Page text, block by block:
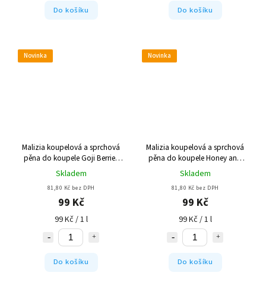
Do košíku Do košíku
Novinka
Malizia koupelová a sprchová
pěna do koupele Goji Berries
and Flowers 1000 ml
Skladem
81,80 Kč bez DPH
99 Kč
99 Kč / 1 l
Do košíku
Novinka
Malizia koupelová a sprchová
pěna do koupele Honey and
Ginger 1000 ml
Skladem
81,80 Kč bez DPH
99 Kč
99 Kč / 1 l
Do košíku